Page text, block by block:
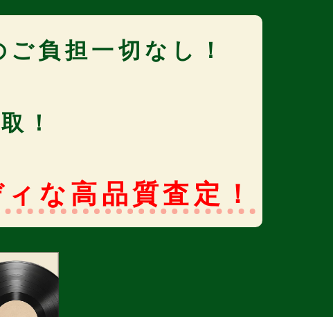
ご負担一切なし！
！
な高品質査定！